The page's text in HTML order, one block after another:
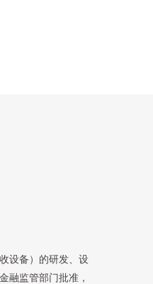
设备）的研发、设
融监管部门批准，